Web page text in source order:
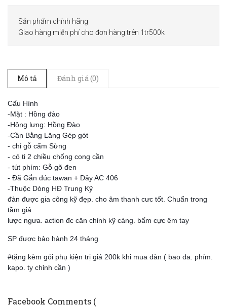
Sản phẩm chính hãng
Giao hàng miễn phí cho đơn hàng trên 1tr500k
Mô tả Đánh giá (0)
Cấu Hình
-Mặt : Hồng đào
-Hông lưng: Hồng Đào
-Cần Bằng Lăng Gép gót
- chỉ gỗ cẩm Sừng
- có ti 2 chiều chống cong cần
- tút phím: Gỗ gõ đen
- Đã Gắn đúc tawan + Dây AC 406
-Thuộc Dòng HĐ Trung Kỹ
đàn được gia công kỹ đẹp. cho âm thanh cưc tốt. Chuẩn trong
tầm giá
lược ngưa. action đc căn chỉnh kỹ càng. bấm cực êm tay
SP được bảo hành 24 tháng
#tặng kèm gói phụ kiện trị giá 200k khi mua đàn ( bao da. phím.
kapo. ty chỉnh cần )
Facebook Comments (